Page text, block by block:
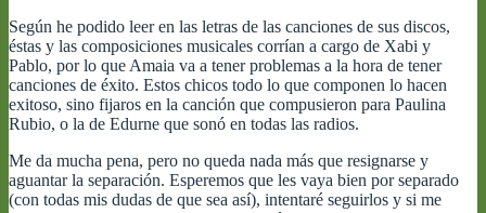
Según he podido leer en las letras de las canciones de sus discos,
éstas y las composiciones musicales corrían a cargo de Xabi y
Pablo, por lo que Amaia va a tener problemas a la hora de tener
canciones de éxito. Estos chicos todo lo que componen lo hacen
exitoso, sino fijaros en la canción que compusieron para Paulina
Rubio, o la de Edurne que sonó en todas las radios.
Me da mucha pena, pero no queda nada más que resignarse y
aguantar la separación. Esperemos que les vaya bien por separado
(con todas mis dudas de que sea así), intentaré seguirlos y si me